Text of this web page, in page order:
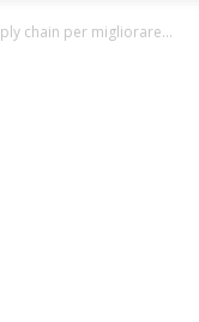
chain per migliorare...